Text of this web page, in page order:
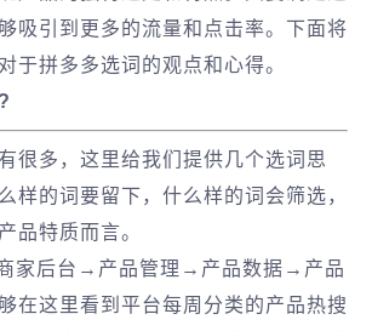
吸引到更多的流量和点击率。下面将
于拼多多选词的观点和心得。
很多，这里给我们提供几个选词思
样的词要留下，什么样的词会筛选，
品特质而言。
家后台→产品管理→产品数据→产品
在这里看到平台每周分类的产品热搜